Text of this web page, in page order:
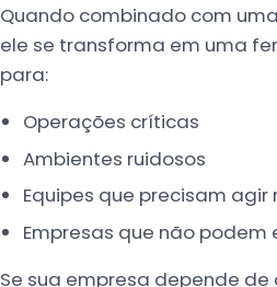
Quando combinado com
ele se transforma em uma
para:
Operações críticas
Ambientes ruidosos
Equipes que precisam agir
Empresas que não podem
Se sua empresa depende